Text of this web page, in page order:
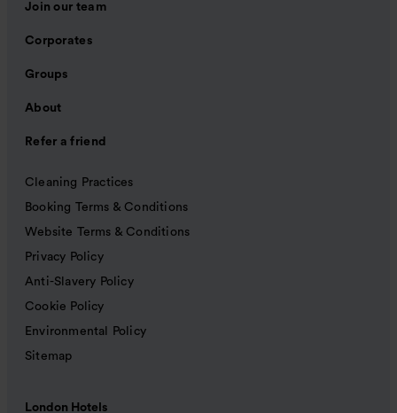
Join our team
Corporates
Groups
About
Refer a friend
Cleaning Practices
Booking Terms & Conditions
Website Terms & Conditions
Privacy Policy
Anti-Slavery Policy
Cookie Policy
Environmental Policy
Sitemap
London Hotels